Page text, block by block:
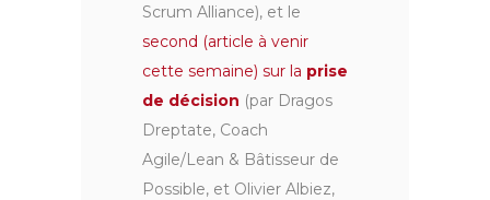
Scrum Alliance), et le
second (article à venir
cette semaine) sur la prise
de décision (par Dragos
Dreptate, Coach
Agile/Lean & Bâtisseur de
Possible, et Olivier Albiez,